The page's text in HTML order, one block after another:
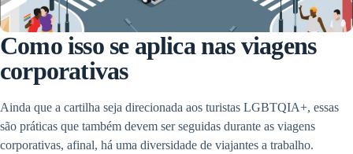
Como isso se aplica nas viagens
corporativas
Ainda que a cartilha seja direcionada aos turistas LGBTQIA+, essas
são práticas que também devem ser seguidas durante as viagens
corporativas, afinal, há uma diversidade de viajantes a trabalho.